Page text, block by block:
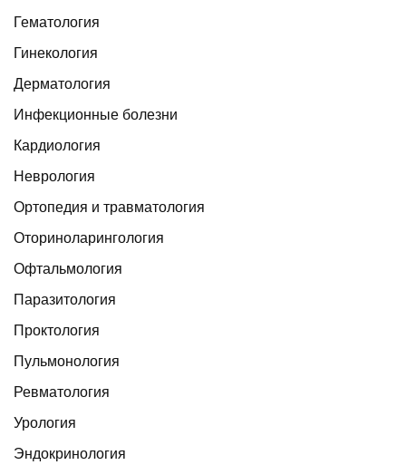
Гематология
Гинекология
Дерматология
Инфекционные болезни
Кардиология
Неврология
Ортопедия и травматология
Оториноларингология
Офтальмология
Паразитология
Проктология
Пульмонология
Ревматология
Урология
Эндокринология